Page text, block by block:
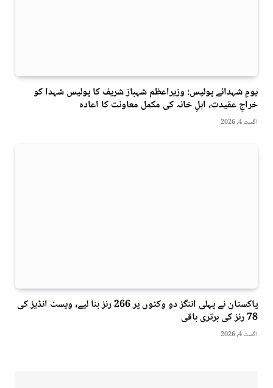
یومِ شہدائے پولیس: وزیراعظم شہباز شریف کا پولیس شہدا کو
خراجِ عقیدت، اہلِ خانہ کی مکمل معاونت کا اعادہ
اگست 4, 2026
پاکستان نے پہلی اننگز دو وکٹوں پر 266 رنز بنا لیے، ویسٹ انڈیز کی
78 رنز کی برتری باقی
اگست 4, 2026